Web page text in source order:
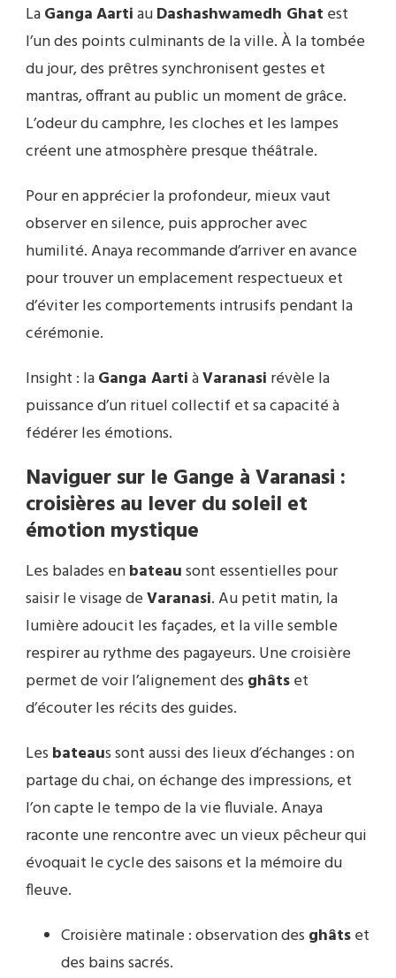
LaGangaAartiauDashashwamedh Ghat est
l’un des points culminants de la ville. À la tombée
du jour, des prêtres synchronisent gestes et
mantras, offrant au public un moment de grâce.
L’odeur du camphre, les cloches et les lampes
créent une atmosphère presque théâtrale.
Pour en apprécier la profondeur, mieux vaut
observer en silence, puis approcher avec
humilité. Anaya recommande d’arriver en avance
pour trouver un emplacement respectueux et
d’éviter les comportements intrusifs pendant la
cérémonie.
Insight : laGanga AartiàVaranasi révèle la
puissance d’un rituel collectif et sa capacité à
fédérer les émotions.
Naviguer sur le Gange à Varanasi :
croisières au lever du soleil et
émotion mystique
Les balades enbateausont essentielles pour
saisir le visage deVaranasi. Au petit matin, la
lumière adoucit les façades, et la ville semble
respirer au rythme des pagayeurs. Une croisière
permet de voir l’alignement des ghâtset
d’écouter les récits des guides.
Les bateaus sont aussi des lieux d’échanges : on
partage du chai, on échange des impressions, et
l’on capte le tempo de la vie fluviale. Anaya
raconte une rencontre avec un vieux pêcheur qui
évoquait le cycle des saisons et la mémoire du
fleuve.
Croisière matinale : observation des ghâtset
des bains sacrés.